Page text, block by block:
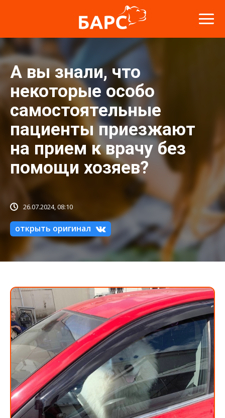
А вы знали, что
некоторые особо
самостоятельные
пациенты приезжают
на прием к врачу без
помощи хозяев?
26.07.2024, 08:10
открыть оригинал